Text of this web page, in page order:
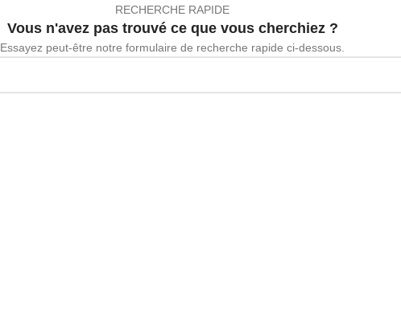
RECHERCHE RAPIDE
Vous n'avez pas trouvé ce que vous cherchiez ?
Essayez peut-être notre formulaire de recherche rapide ci-dessous.